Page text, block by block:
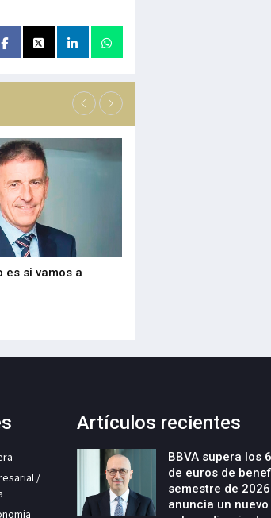
es si vamos a
/
Artículos recientes
BBVA supera los
de euros de
semestre de
anuncia un